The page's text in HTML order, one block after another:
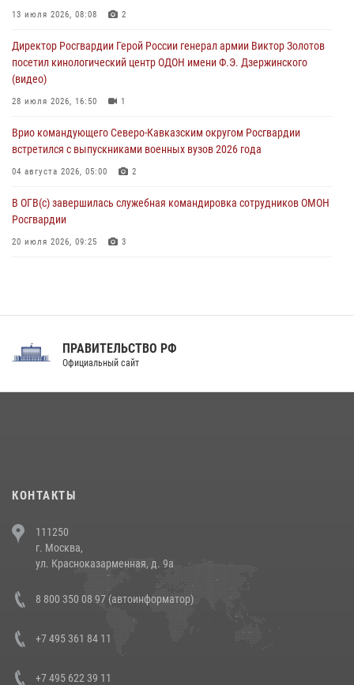
Офицеры Росгвардии и ветераны войск правопорядка почтили
05 августа 2026, 12:40
Росгвардейцы приняли участие в акции «Волна памяти»,
посвящённой 83‑й годовщине освобождения Белгорода от
05 августа 2026, 12:13 1
13 июля 2026, 08:08 2
Директор Росгвардии Герой России генерал армии Виктор Золотов
посетил кинологический центр ОДОН имени Ф.Э. Дзержинского
(видео)
28 июля 2026, 16:50 1
Врио командующего Северо-Кавказским округом Росгвардии
встретился с выпускниками военных вузов 2026 года
04 августа 2026, 05:00 2
В ОГВ(с) завершилась служебная командировка сотрудников ОМОН
Росгвардии
20 июля 2026, 09:25 3
Праздник «Один день с Росгвардией» к 105-летию Центрального
напавших на бригаду скорой помощи (видео)
14 июля 2026, 12:20
В Росгвардии прошла военно-научная конференция по обобщению
боевого опыта
ПРАВИТЕЛЬСТВО РФ
Официальный сайт
КОНТАКТЫ
111250
г. Москва,
ул. Красноказарменная, д. 9а
8 800 350 08 97 (автоинформатор)
+7 495 361 84 11
+7 495 622 39 11